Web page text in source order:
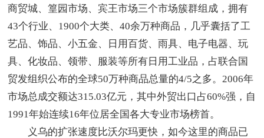
商贸城、篁园市场、宾王市场三个市场簇群组成，拥有
43个行业、1900个大类、40余万种商品，几乎囊括了工
艺品、饰品、小五金、日用百货、雨具、电子电器、玩
具、化妆品、领带、服装等所有日用工业品，占联合国
贸发组织公布的全球50万种商品总量的4/5之多。2006年
市场总成交额达315.03亿元，其中外贸出口占60%强，自
1991年始连续16年位居全国各大专业市场榜首。
义乌的扩张速度比沃尔玛更快，如今这里的商品已